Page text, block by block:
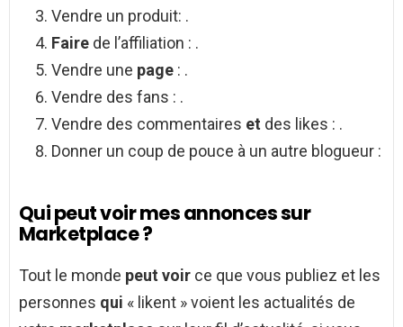
Vendre un produit: .
Faire de l’affiliation : .
Vendre une page : .
Vendre des fans : .
Vendre des commentaires et des likes : .
Donner un coup de pouce à un autre blogueur :
Qui peut voir mes annonces sur
Marketplace ?
Tout le monde peut voir ce que vous publiez et les
personnes qui « likent » voient les actualités de